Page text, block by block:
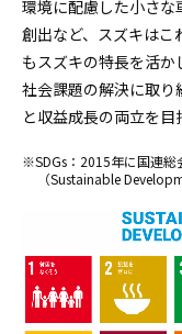
環境に配慮した小さ
創出など、スズキはこ
もスズキの特長を活
社会課題の解決に取り
と収益成長の両立を目
※SDGs：2015年に国連総
（Sustainable